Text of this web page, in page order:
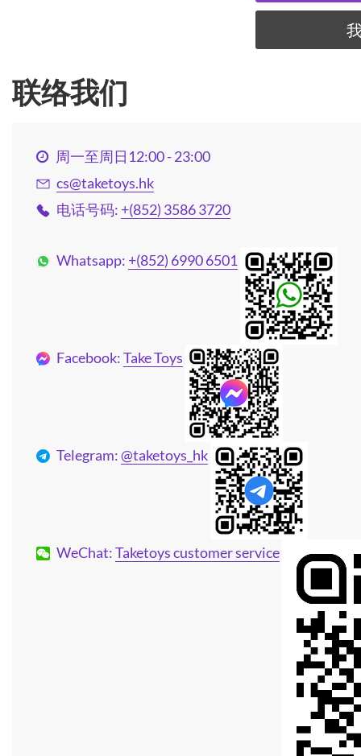
联络我们
周一至周日12:00 - 23:00
cs@taketoys.hk
电话号码: +(852) 3586 3720
Whatsapp: +(852) 6990 6501
Facebook:Take Toys
Telegram:@taketoys_hk
WeChat:Taketoys customer service